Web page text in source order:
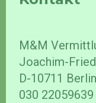
M&M
Joachim-
D-10711 Berlin
030 22059639